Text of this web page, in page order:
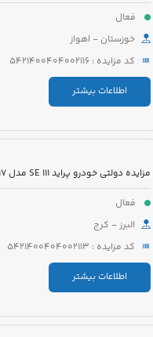
فعال
خوزستان - اهواز
کد مزایده : 5421400404002116
اطلاعات بیشتر
فعال
البرز - کرج
کد مزایده : 5421400404002113
اطلاعات بیشتر